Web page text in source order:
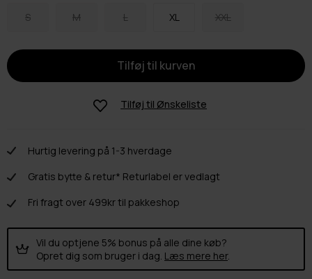
S M L XL XXL
Tilføj til Ønskeliste
Hurtig levering på 1-3 hverdage
Gratis bytte & retur* Returlabel er vedlagt
Fri fragt over 499kr til pakkeshop
Vil du optjene 5% bonus på alle dine køb?
Opret dig som bruger i dag. Læs mere her.